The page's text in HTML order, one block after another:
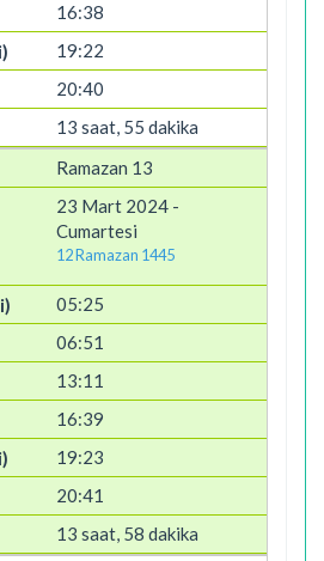
16:38
19:22
20:40
13 saat, 55 dakika
Ramazan 13
23 Mart 2024 -
Cumartesi
12 Ramazan 1445
05:25
06:51
13:11
16:39
19:23
20:41
13 saat, 58 dakika